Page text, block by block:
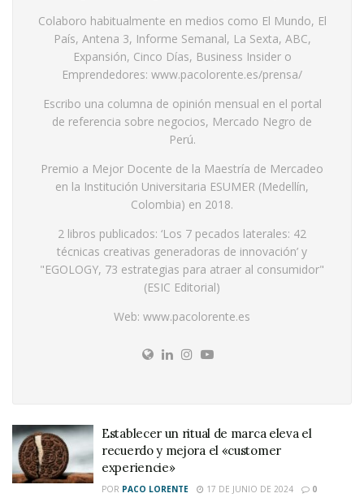
Colaboro habitualmente en medios como El Mundo, El
País, Antena 3, Informe Semanal, La Sexta, ABC,
Expansión, Cinco Días, Business Insider o
Emprendedores: www.pacolorente.es/prensa/
Escribo una columna de opinión mensual en el portal
de referencia sobre negocios, Mercado Negro de
Perú.
Premio a Mejor Docente de la Maestría de Mercadeo
en la Institución Universitaria ESUMER (Medellín,
Colombia) en 2018.
2 libros publicados: ‘Los 7 pecados laterales: 42
técnicas creativas generadoras de innovación’ y
"EGOLOGY, 73 estrategias para atraer al consumidor"
(ESIC Editorial)
Web: www.pacolorente.es
Establecer un ritual de marca eleva el
recuerdo y mejora el «customer
experiencie»
POR PACO LORENTE 17 DE JUNIO DE 2024 0